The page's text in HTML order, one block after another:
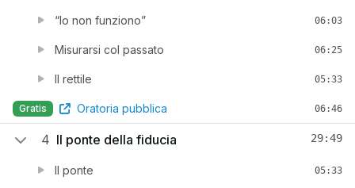
“Io non funziono” 06:03
Misurarsi col passato 06:25
Il rettile 05:33
Gratis Oratoria pubblica 06:46
4 Il ponte della fiducia 29:49
Il ponte 05:33